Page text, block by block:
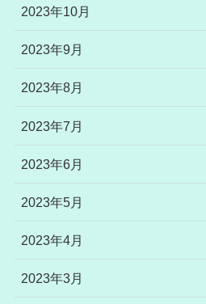
2023年10月
2023年9月
2023年8月
2023年7月
2023年6月
2023年5月
2023年4月
2023年3月